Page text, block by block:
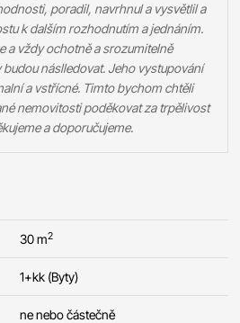
poradil, navrhnul a vysvětlil a
k dalším rozhodnutím a jednáním.
a vždy ochotně a srozumitelně
budou náslledovat. Jeho vystupování
a vstřícné. Timto bychom chtěli
nemovitosti poděkovat za trpělivost
a doporučujeme.
30 m2
1+kk (Byty)
ne nebo částečně